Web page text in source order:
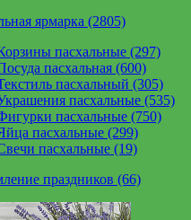
ярмарка (2805)
пасхальные (297)
пасхальная (600)
пасхальный (305)
пасхальные (535)
пасхальные (750)
пасхальные (299)
пасхальные (19)
праздников (66)